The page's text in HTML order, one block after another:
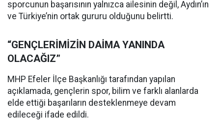
sporcunun başarısının yalnızca ailesinin değil, Aydın’ın
ve Türkiye’nin ortak gururu olduğunu belirtti.
“GENÇLERİMİZİN DAİMA YANINDA
OLACAĞIZ”
MHP Efeler İlçe Başkanlığı tarafından yapılan
açıklamada, gençlerin spor, bilim ve farklı alanlarda
elde ettiği başarıların desteklenmeye devam
edileceği ifade edildi.